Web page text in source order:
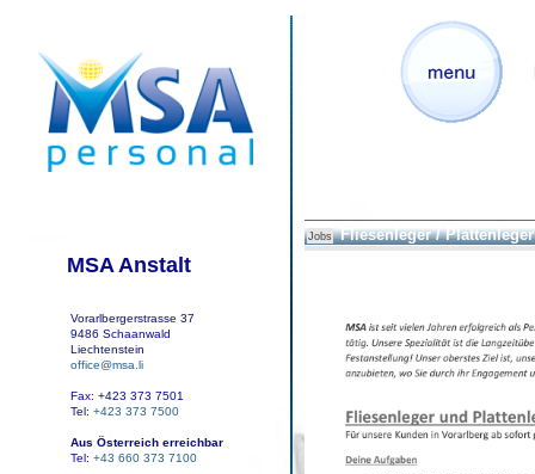
MSA Anstalt
Vorarlbergerstrasse 37
9486 Schaanwald
Liechtenstein
office@msa.li
Fax: +423 373 7501
Tel: +423 373 7500
Aus Österreich erreichbar
Tel: +43 660 373 7100
Jobs Fliesenleger / Plattenleger